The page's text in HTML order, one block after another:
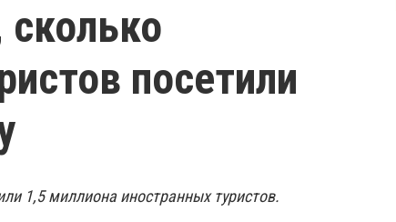
сколько
посетили
1,5 миллиона иностранных туристов.